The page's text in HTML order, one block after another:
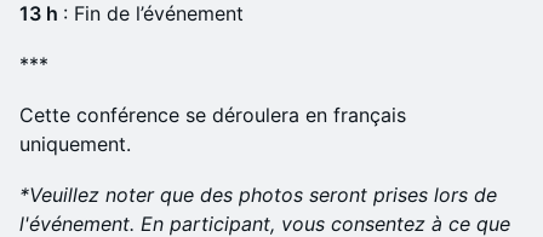
13 h : Fin de l’événement
***
Cette conférence se déroulera en français
uniquement.
*Veuillez noter que des photos seront prises lors de
l'événement. En participant, vous consentez à ce que